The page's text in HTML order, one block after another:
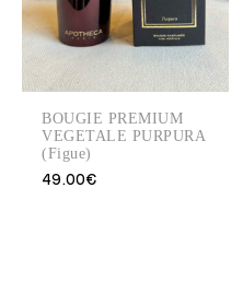
BOUGIE PREMIUM
VEGETALE PURPURA
(Figue)
49.00€